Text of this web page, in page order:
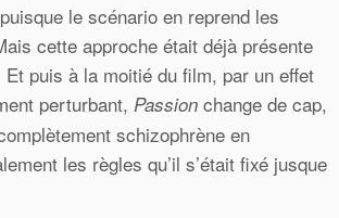
le scénario en reprend les
cette approche était déjà présente
puis à la moitié du film, par un effet
perturbant, Passion change de cap,
schizophrène en
les règles qu’il s’était fixé jusque